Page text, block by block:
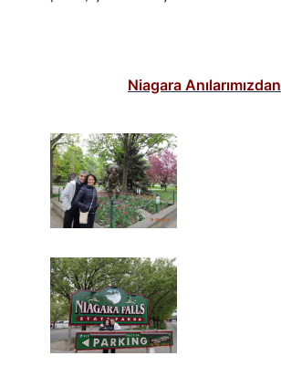
Niagara Anılarımızdan